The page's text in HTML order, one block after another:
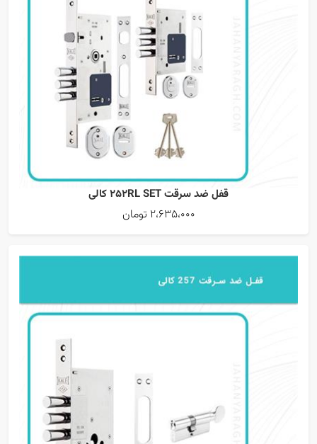
قفل ضد سرقت 252RL SET کالی
2،635،000 تومان